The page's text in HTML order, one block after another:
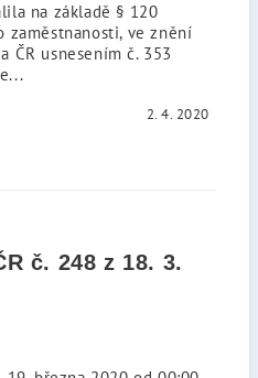
na základě § 120
zaměstnanosti, ve znění
ČR usnesením č. 353
2. 4. 2020
č. 248 z 18. 3.